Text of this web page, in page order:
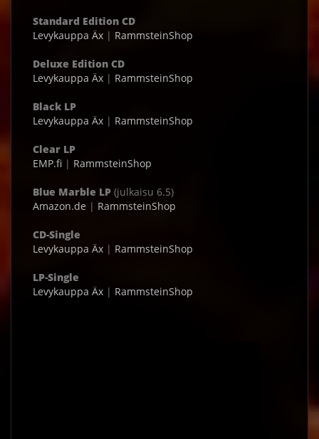
Standard Edition CD
Levykauppa Äx | RammsteinShop
Deluxe Edition CD
Levykauppa Äx | RammsteinShop
Black LP
Levykauppa Äx | RammsteinShop
Clear LP
EMP.fi | RammsteinShop
Blue Marble LP (julkaisu 6.5)
Amazon.de | RammsteinShop
CD-Single
Levykauppa Äx | RammsteinShop
LP-Single
Levykauppa Äx | RammsteinShop